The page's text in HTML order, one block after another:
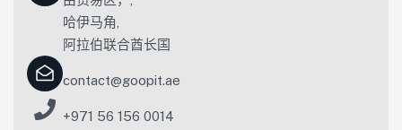
哈伊马角,
阿拉伯联合酋长国
contact@goopit.ae
+971 56 156 0014